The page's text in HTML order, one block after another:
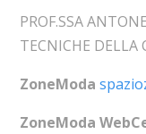
PROF.SSA
TECNICHE
ZoneModa
ZoneModa